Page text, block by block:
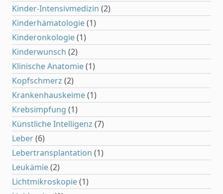
Kinder-Intensivmedizin (2)
Kinderhämatologie(1)
Kinderonkologie(1)
Kinderwunsch (2)
Klinische Anatomie(1)
Kopfschmerz (2)
Krankenhauskeime(1)
Krebsimpfung (1)
Künstliche Intelligenz (7)
Leber(6)
Lebertransplantation (1)
Leukämie(2)
Lichtmikroskopie(1)